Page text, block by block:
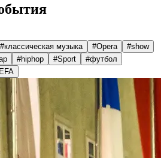
#классическая музыка #Opera #show
#hiphop #Sport #футбол